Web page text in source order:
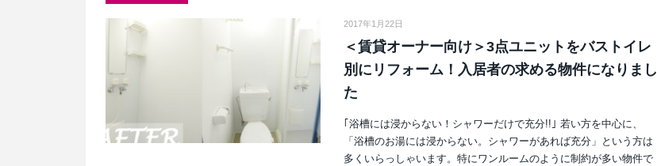
2017年1月22日
＜賃貸オーナー向け＞3点ユニットをバストイレ
別にリフォーム！入居者の求める物件になりまし
た
｢浴槽には浸からない！シャワーだけで充分!!｣ 若い方を中心に、
「浴槽のお湯には浸からない。シャワーがあれば充分」という方は
多くいらっしゃいます。特にワンルームのように制約が多い物件で